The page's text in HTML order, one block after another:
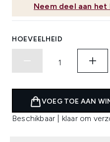
Neem deel aan
HOEVEELHEID
VOEG TOE AAN
Beschikbaar | klaar om